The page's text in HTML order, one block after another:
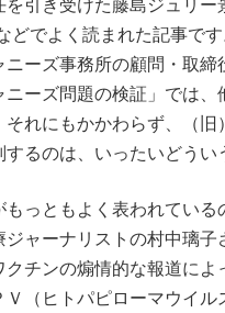
を引き受けた藤島ジュリ
どでよく読まれた記事で
ニーズ事務所の顧問・取
ニーズ問題の検証」では
それにもかかわらず、（
るのは、いったいどうい
もっともよく表われてい
ジャーナリストの村中璃
チンの煽情的な報道によ
Ｖ（ヒトパピローマウイ